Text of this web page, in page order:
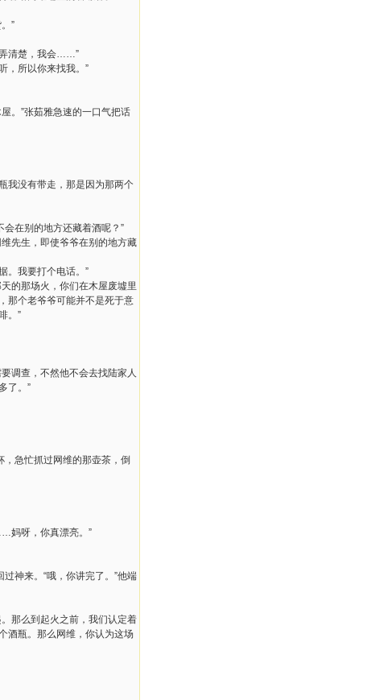
”
弄清楚，我会……”
，所以你来找我。”
。”张茹雅急速的一口气把话
我没有带走，那是因为那两个
会在别的地方还藏着酒呢？”
先生，即使爷爷在别的地方藏
。我要打个电话。”
的那场火，你们在木屋废墟里
个老爷爷可能并不是死于意
。”
调查，不然他不会去找陆家人
了。”
急忙抓过网维的那壶茶，倒
妈呀，你真漂亮。”
神来。“哦，你讲完了。”他端
那么到起火之前，我们认定着
酒瓶。那么网维，你认为这场